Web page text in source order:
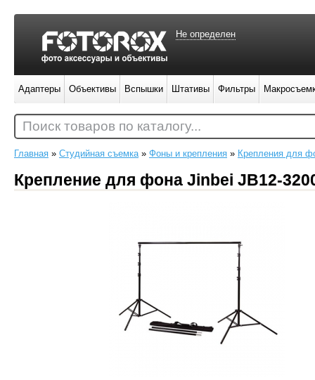
Главная » Студийная съемка» Фоны и крепления » Крепления для
Крепление для фона Jinbei JB12-
Не определен
Адаптеры Объективы Вспышки Штативы Фильтры
Поиск товаров по каталогу...